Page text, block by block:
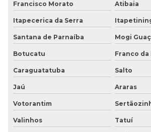
Piso tátil de bolinha
Piso tátil de borracha
Piso tátil borracha preço
Piso tátil para cegos
Piso tátil de concreto
Piso tátil concreto 25x25
Francisco Morato Atibaia
Itapecerica da Serra
Santana de Parnaíba Mogi
Botucatu Franco da
Caraguatatuba Salto
Jaú Araras
Votorantim
Valinhos Tatuí